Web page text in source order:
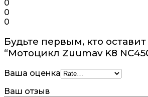
0
0
0
Будьте первым, кто
“Мотоцикл Zuumav K8
Ваша оценка
Ваш отзыв